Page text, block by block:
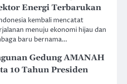
Energi Terbarukan
kembali mencatat
menuju ekonomi hijau dan
baru bernama…
Gedung AMANAH
10 Tahun Presiden